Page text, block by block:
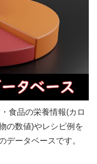
食品の栄養情報(カロ
の数値)やレシピ例を
データベースです。